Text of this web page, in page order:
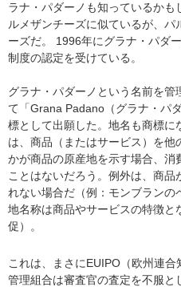
CONTACT お問い合わせ
ラナ・パダーノも知っているか
ルメザンチーズに似ているが、
ーズだ。 1996年にグラナ・パダ
制度の認定を受けている。
グラナ・パダーノという名前を管
て「Grana Padano（グラナ・パ
標として出願した。地名も商標
は、商品（またはサービス）を
かが商品の原産地を示す場合、消
ことはないだろう。例外は、商品
れない場合だ（例：モンブラン
地名称は商品やサービスの特徴と
促）。
これは、まさにEUIPO（欧州連合
管理組合は審査官の査定を不服と